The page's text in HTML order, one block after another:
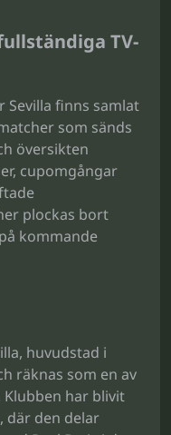
TV-
Sevilla finns samlat
som sänds
översikten
cupomgångar
plockas bort
kommande
huvudstad i
räknas som en av
har blivit
där den delar